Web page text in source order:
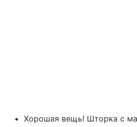
Хорошая вещь! Шторка с